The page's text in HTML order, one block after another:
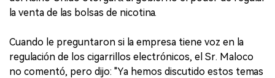
la venta de las bolsas de nicotina.
Cuando le preguntaron si la empresa tiene voz en la
regulación de los cigarrillos electrónicos, el Sr. Maloco
no comentó, pero dijo: "Ya hemos discutido estos temas